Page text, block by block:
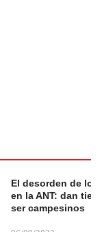
El desorden de
en la ANT: dan
ser campesinos